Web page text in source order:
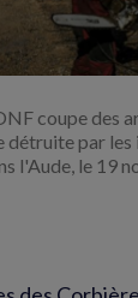
coupe des
par les
l'Aude, le 19